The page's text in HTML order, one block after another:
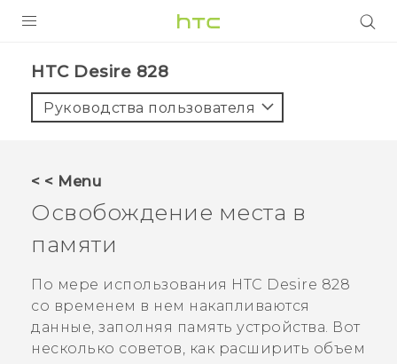
5G
VIVERSE
ПОДДЕРЖКА
HTC Desire 828‎
Руководства пользователя
< < Menu
Освобождение места в
памяти
По мере использования HTC Desire 828
со временем в нем накапливаются
данные, заполняя память устройства. Вот
несколько советов, как расширить объем